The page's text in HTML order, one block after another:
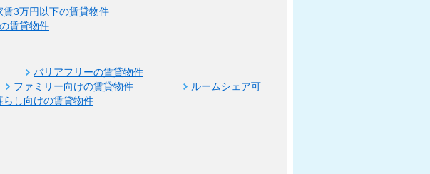
賃3万円以下の賃貸物件
賃貸物件
バリアフリーの賃貸物件
ファミリー向けの賃貸物件
ルームシェア可
らし向けの賃貸物件